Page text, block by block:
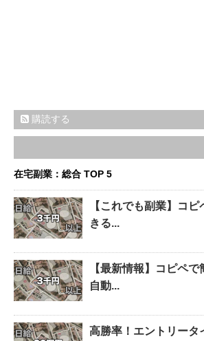
購読する
在宅副業：総合 TOP 5
【これでも副業】コ
きる...
【最新情報】コピペ
自動...
高勝率！エントリータ